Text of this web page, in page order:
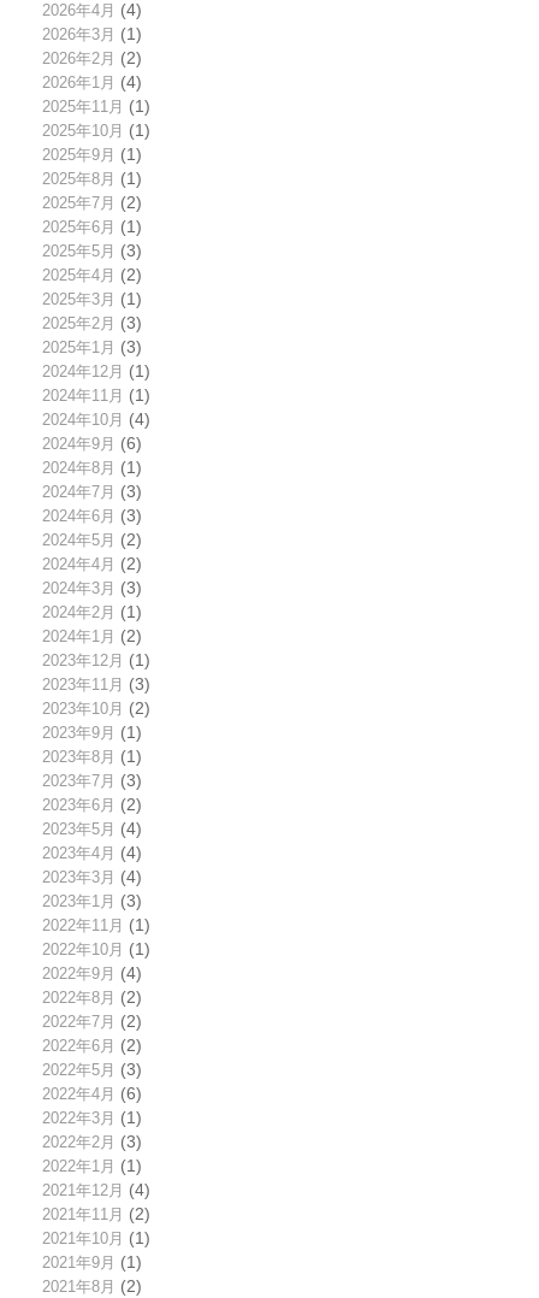
2026年4月 (4)
2026年3月 (1)
2026年2月 (2)
2026年1月 (4)
2025年11月 (1)
2025年10月 (1)
2025年9月 (1)
2025年8月 (1)
2025年7月 (2)
2025年6月 (1)
2025年5月 (3)
2025年4月 (2)
2025年3月 (1)
2025年2月 (3)
2025年1月 (3)
2024年12月 (1)
2024年11月 (1)
2024年10月 (4)
2024年9月 (6)
2024年8月 (1)
2024年7月 (3)
2024年6月 (3)
2024年5月 (2)
2024年4月 (2)
2024年3月 (3)
2024年2月 (1)
2024年1月 (2)
2023年12月 (1)
2023年11月 (3)
2023年10月 (2)
2023年9月 (1)
2023年8月 (1)
2023年7月 (3)
2023年6月 (2)
2023年5月 (4)
2023年4月 (4)
2023年3月 (4)
2023年1月 (3)
2022年11月 (1)
2022年10月 (1)
2022年9月 (4)
2022年8月 (2)
2022年7月 (2)
2022年6月 (2)
2022年5月 (3)
2022年4月 (6)
2022年3月 (1)
2022年2月 (3)
2022年1月 (1)
2021年12月 (4)
2021年11月 (2)
2021年10月 (1)
2021年9月 (1)
2021年8月 (2)